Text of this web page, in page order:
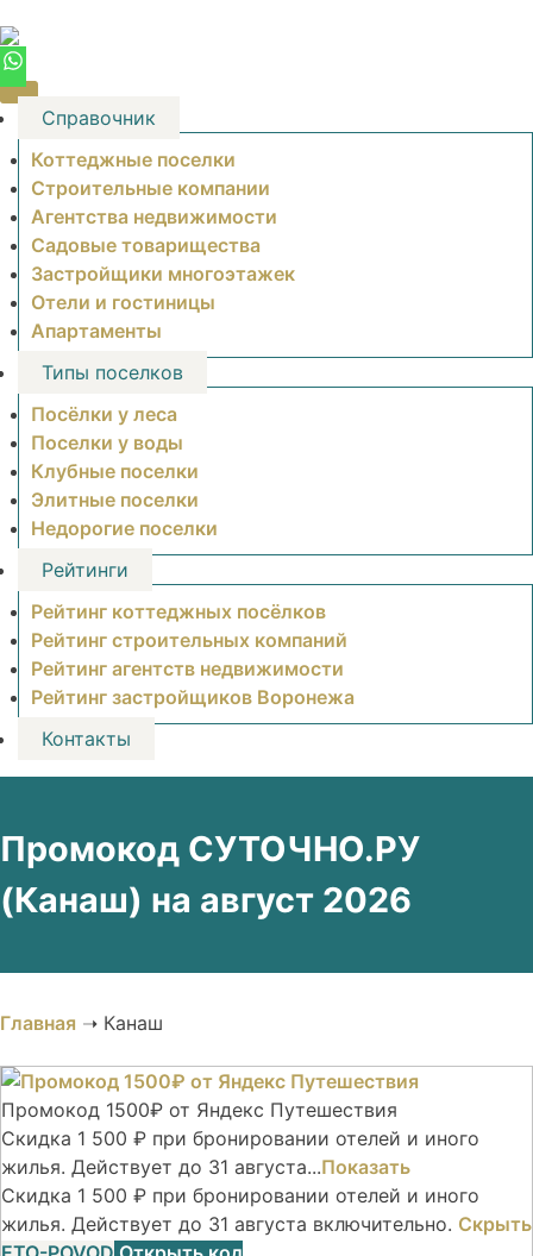
to
content
Справочник
Коттеджные поселки
Строительные компании
Агентства недвижимости
Садовые товарищества
Застройщики многоэтажек
Отели и гостиницы
Апартаменты
Типы поселков
Посёлки у леса
Поселки у воды
Клубные поселки
Элитные поселки
Недорогие поселки
Рейтинги
Рейтинг коттеджных посёлков
Рейтинг строительных компаний
Рейтинг агентств недвижимости
Рейтинг застройщиков Воронежа
Контакты
Промокод СУТОЧНО.РУ
(Канаш) на август 2026
Главная ➝ Канаш
Промокод 1500₽ от Яндекс Путешествия
Скидка 1 500 ₽ при бронировании отелей и иного
жилья. Действует до 31 августа...Показать
Скидка 1 500 ₽ при бронировании отелей и иного
жилья. Действует до 31 августа включительно. Скрыть